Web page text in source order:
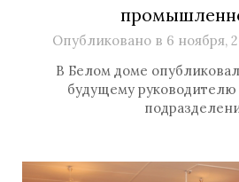
Опубликовано в 6 ноября,
В Белом доме
будущему руководителю